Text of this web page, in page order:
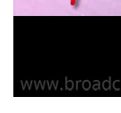
27-11-2565